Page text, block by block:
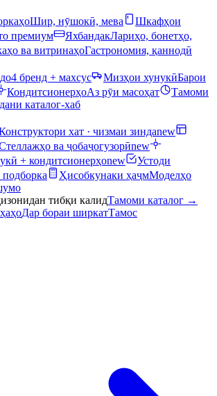
Шир, нӯшокӣ, мева
Шкафҳои
премиум ЯхбандакЛариҳо, бонетҳо,
ва витринаҳоГастрономия, қаннодӣ
4 бренд + махсус Мизҳои хунукӣБарои
КондитсионерҳоАз рӯи масоҳат
Тамоми
каталог-хаб
хат · чизмаи зиндаnew
ва ҷобаҷогузорӣnew
+ кондитсионерҳоnew
Устоди
Ҳисобкунаки ҳаҷмМоделҳо
тибқи калидТамоми каталог →
Дар бораи ширкатТамос